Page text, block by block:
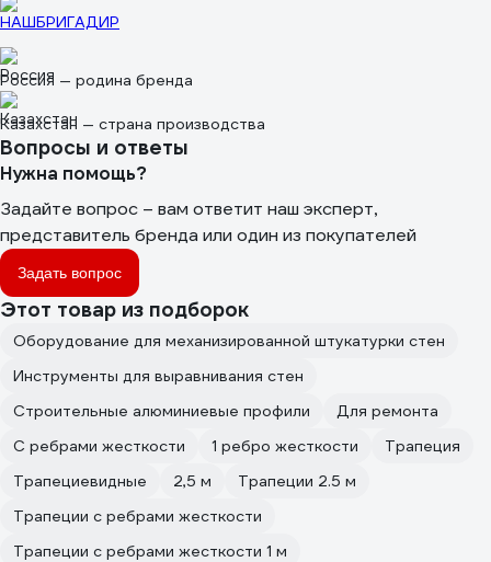
Россия — родина бренда
Казахстан — страна производства
Вопросы и ответы
Нужна помощь?
Задайте вопрос – вам ответит наш эксперт,
представитель бренда или один из покупателей
Задать вопрос
Этот товар из подборок
Оборудование для механизированной штукатурки стен
Инструменты для выравнивания стен
Строительные алюминиевые профили
Для ремонта
С ребрами жесткости
1 ребро жесткости
Трапеция
Трапециевидные
2,5 м
Трапеции 2.5 м
Трапеции с ребрами жесткости
Трапеции с ребрами жесткости 1 м